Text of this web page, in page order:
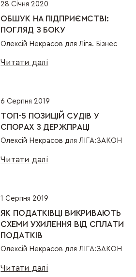
28 Січня 2020
ОБШУК НА ПІДПРИЄМСТВІ:
ПОГЛЯД З БОКУ
Олексій Некрасов для Ліга. Бізнес
Читати далі
6 Серпня 2019
ТОП-5 ПОЗИЦІЙ СУДІВ У
СПОРАХ З ДЕРЖПРАЦІ
Олексій Некрасов для ЛІГА:ЗАКОН
Читати далі
1 Серпня 2019
ЯК ПОДАТКІВЦІ ВИКРИВАЮТЬ
СХЕМИ УХИЛЕННЯ ВІД СПЛАТИ
ПОДАТКІВ
Олексій Некрасов для ЛІГА:ЗАКОН
Читати далі